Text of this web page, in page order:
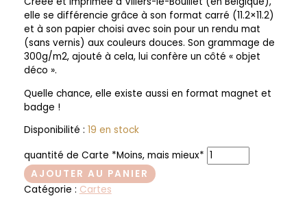
elle se différencie grâce à son format carré (11.2×11.2)
et à son papier choisi avec soin pour un rendu mat
(sans vernis) aux couleurs douces. Son grammage de
300g/m2, ajouté à cela, lui confère un côté « objet
déco ».
Quelle chance, elle existe aussi en format magnet et
badge !
Disponibilité : 19 en stock
quantité de Carte *Moins, mais mieux*
AJOUTER AU PANIER
Catégorie : Cartes